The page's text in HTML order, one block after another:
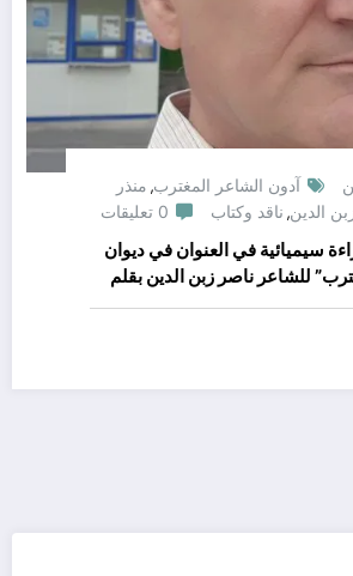
آدون الشاعر المغترب, منذر
الدين, ناقد وكتاب 0 تعليقات
تموز والاغتراب، قراءة سيميائية في العنوان في ديوان
للشاعر ناصر زبن الدين بقلم
في الحلقة الثالثة من (ناقد